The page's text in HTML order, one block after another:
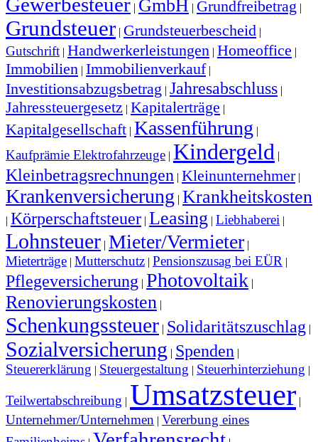
| GmbH | Grundfreibetrag |
Grundsteuer | Grundsteuerbescheid |
Gutschrift | Handwerkerleistungen | Homeoffice |
Immobilien | Immobilienverkauf |
Investitionsabzugsbetrag | Jahresabschluss |
Jahressteuergesetz | Kapitalerträge |
Kapitalgesellschaft | Kassenführung |
Kaufprämie Elektrofahrzeuge | Kindergeld |
Kleinbetragsrechnungen | Kleinunternehmer|
Krankenversicherung | Krankheitskosten
| Körperschaftsteuer | Leasing | Liebhaberei |
Lohnsteuer | Mieter/Vermieter |
Mieterträge | Mutterschutz | Pensionszusag bei EÜR |
Pflegeversicherung | Photovoltaik |
Renovierungskosten |
Schenkungssteuer | Solidaritätszuschlag |
Sozialversicherung | Spenden |
Steuererklärung | Steuergestaltung | Steuerhinterziehung |
Teilwertabschreibung | Umsatzsteuer |
Unternehmer/Unternehmen | Vererbung eines